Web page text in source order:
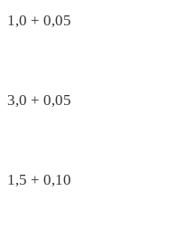
1,0 + 0,05
3,0 + 0,05
1,5 + 0,10